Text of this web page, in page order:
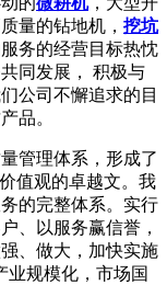
量的钻地机， 挖坑
务的经营目标热忱
同发展， 积极与
公司不懈追求的目
品。
管理体系，形成了
值观的卓越文。我
的完整体系。实行
、以服务赢信誉，
、做大，加快实施
业规模化，市场国